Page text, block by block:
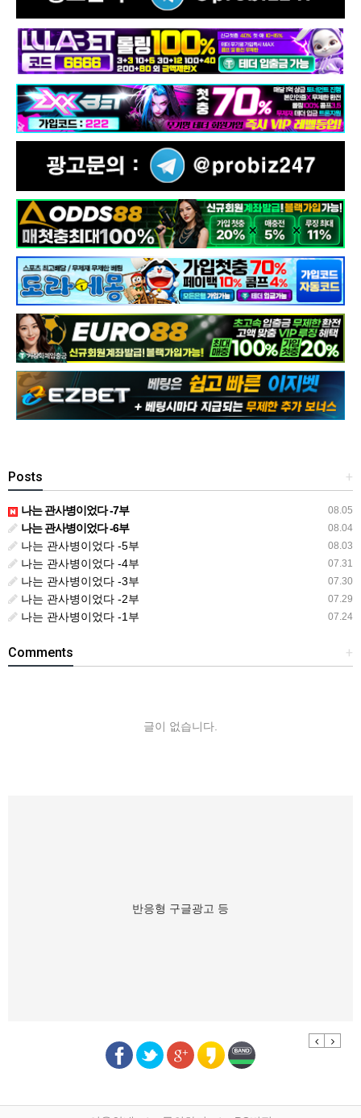
+
Posts
08.05
나는 관사병이었다 -7부
08.04
나는 관사병이었다 -6부
08.03
나는 관사병이었다 -5부
07.31
나는 관사병이었다 -4부
07.30
나는 관사병이었다 -3부
07.29
나는 관사병이었다 -2부
07.24
나는 관사병이었다 -1부
+
Comments
글이 없습니다.
반응형 구글광고 등
Previous
Next